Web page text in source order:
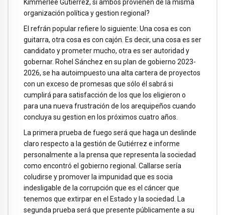
Kimmerlee Gutiérrez, si ambos provienen de la misma
organización política y gestion regional?
El refrán popular refiere lo siguiente: Una cosa es con
guitarra, otra cosa es con cajón. Es decir, una cosa es ser
candidato y prometer mucho, otra es ser autoridad y
gobernar. Rohel Sánchez en su plan de gobierno 2023-
2026, se ha autoimpuesto una alta cartera de proyectos
con un exceso de promesas que sólo él sabrá si
cumplirá para satisfacción de los que los eligieron o
para una nueva frustración de los arequipeños cuando
concluya su gestion en los próximos cuatro años.
La primera prueba de fuego será que haga un deslinde
claro respecto a la gestión de Gutiérrez e informe
personalmente a la prensa que representa la sociedad
como encontró el gobierno regional. Callarse sería
coludirse y promover la impunidad que es socia
indesligable de la corrupción que es el cáncer que
tenemos que extirpar en el Estado y la sociedad. La
segunda prueba será que presente públicamente a su